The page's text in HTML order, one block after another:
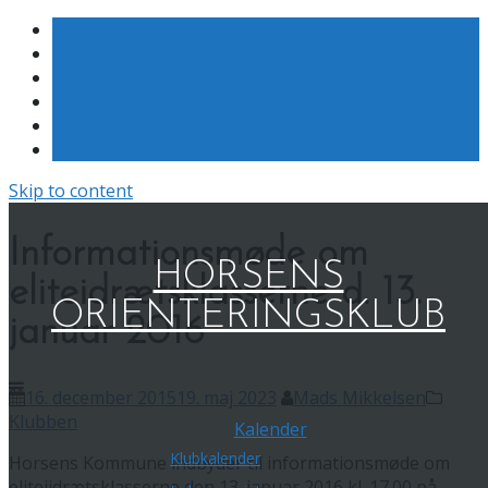
Skip to content
HORSENS
ORIENTERINGSKLUB
Kalender
Klubkalender
Informationsmøde om
eliteidrætsklasserne d. 13.
januar 2016
Horsens Kommune indbyder til informationsmøde om